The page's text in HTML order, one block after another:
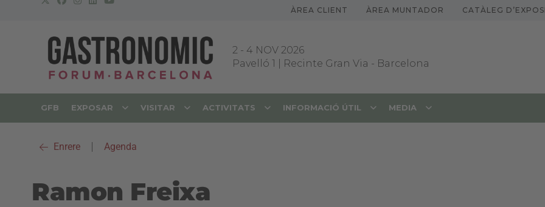
ÀREA CLIENT ÀREA MUNTADOR CATÀLEG
2 - 4 NOV 2026
Pavelló 1 | Recinte Gran Via - Barcelona
GFB EXPOSAR VISITAR ACTIVITATS INFORMACIÓ ÚTIL MEDIA
Enrere Agenda
Ramon Freixa